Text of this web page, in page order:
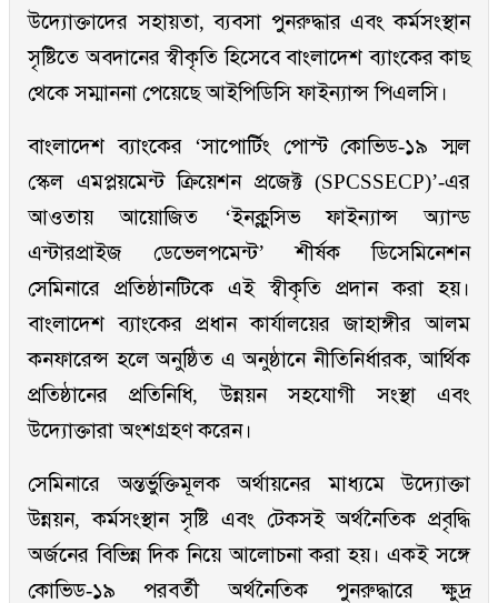
উদ্যোক্তাদের সহায়তা, ব্যবসা পুনরুদ্ধার এবং কর্মসংস্থান
সৃষ্টিতে অবদানের স্বীকৃতি হিসেবে বাংলাদেশ ব্যাংকের কাছ
থেকে সম্মাননা পেয়েছে আইপিডিসি ফাইন্যান্স পিএলসি।
বাংলাদেশ ব্যাংকের ‘সাপোর্টিং পোস্ট কোভিড-১৯ স্মল
স্কেল এমপ্লয়মেন্ট ক্রিয়েশন প্রজেক্ট (SPCSSECP)’-এর
আওতায় আয়োজিত ‘ইনক্লুসিভ ফাইন্যান্স অ্যান্ড
এন্টারপ্রাইজ ডেভেলপমেন্ট’ শীর্ষক ডিসেমিনেশন
সেমিনারে প্রতিষ্ঠানটিকে এই স্বীকৃতি প্রদান করা হয়।
বাংলাদেশ ব্যাংকের প্রধান কার্যালয়ের জাহাঙ্গীর আলম
কনফারেন্স হলে অনুষ্ঠিত এ অনুষ্ঠানে নীতিনির্ধারক, আর্থিক
প্রতিষ্ঠানের প্রতিনিধি, উন্নয়ন সহযোগী সংস্থা এবং
উদ্যোক্তারা অংশগ্রহণ করেন।
সেমিনারে অন্তর্ভুক্তিমূলক অর্থায়নের মাধ্যমে উদ্যোক্তা
উন্নয়ন, কর্মসংস্থান সৃষ্টি এবং টেকসই অর্থনৈতিক প্রবৃদ্ধি
অর্জনের বিভিন্ন দিক নিয়ে আলোচনা করা হয়। একই সঙ্গে
কোভিড-১৯ পরবর্তী অর্থনৈতিক পুনরুদ্ধারে ক্ষুদ্র